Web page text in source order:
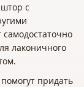
с
лаконичного
придать